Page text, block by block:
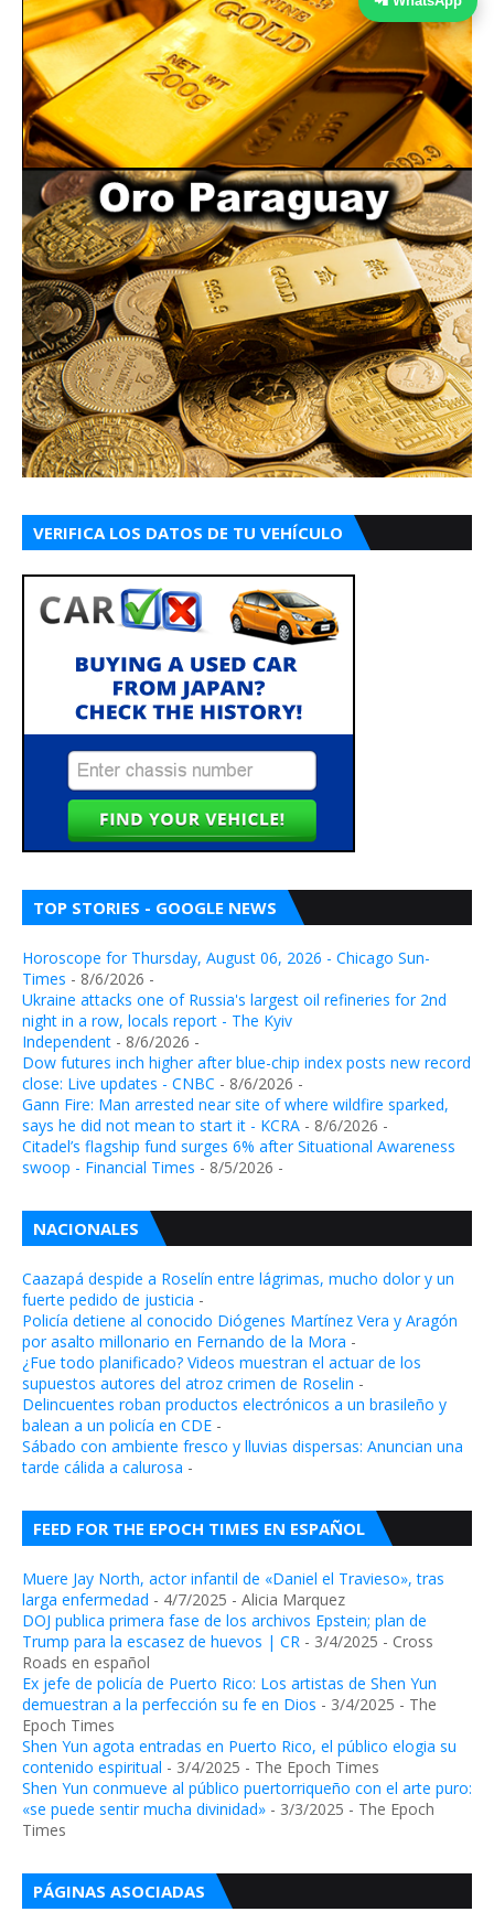
VERIFICA LOS DATOS DE TU VEHÍCULO
TOP STORIES - GOOGLE NEWS
Horoscope for Thursday, August 06, 2026 - Chicago Sun-
Times - 8/6/2026 -
Ukraine attacks one of Russia's largest oil refineries for 2nd
night in a row, locals report - The Kyiv
Independent - 8/6/2026 -
Dow futures inch higher after blue-chip index posts new record
close: Live updates - CNBC - 8/6/2026 -
Gann Fire: Man arrested near site of where wildfire sparked,
says he did not mean to start it - KCRA - 8/6/2026 -
Citadel’s flagship fund surges 6% after Situational Awareness
swoop - Financial Times - 8/5/2026 -
NACIONALES
Caazapá despide a Roselín entre lágrimas, mucho dolor y un
fuerte pedido de justicia -
Policía detiene al conocido Diógenes Martínez Vera y Aragón
por asalto millonario en Fernando de la Mora -
¿Fue todo planificado? Videos muestran el actuar de los
supuestos autores del atroz crimen de Roselin -
Delincuentes roban productos electrónicos a un brasileño y
balean a un policía en CDE -
Sábado con ambiente fresco y lluvias dispersas: Anuncian una
tarde cálida a calurosa -
FEED FOR THE EPOCH TIMES EN ESPAÑOL
Muere Jay North, actor infantil de «Daniel el Travieso», tras
larga enfermedad - 4/7/2025 - Alicia Marquez
DOJ publica primera fase de los archivos Epstein; plan de
Trump para la escasez de huevos | CR - 3/4/2025 - Cross
Roads en español
Ex jefe de policía de Puerto Rico: Los artistas de Shen Yun
demuestran a la perfección su fe en Dios - 3/4/2025 - The
Epoch Times
Shen Yun agota entradas en Puerto Rico, el público elogia su
contenido espiritual - 3/4/2025 - The Epoch Times
Shen Yun conmueve al público puertorriqueño con el arte puro:
«se puede sentir mucha divinidad» - 3/3/2025 - The Epoch
Times
PÁGINAS ASOCIADAS